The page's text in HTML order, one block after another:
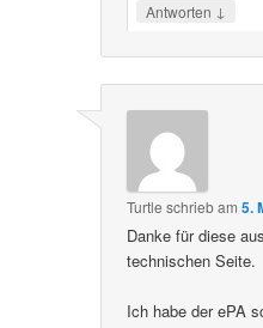
Antworten ↓
Turtle schriebam5.
Danke für diese
technischen Seite.
Ich habe der ePA